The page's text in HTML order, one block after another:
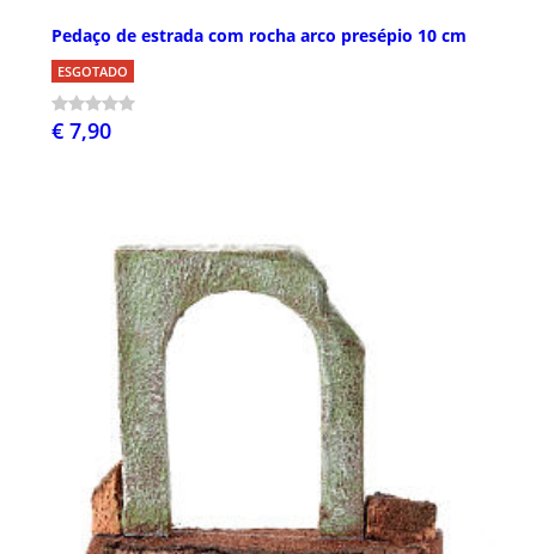
Pedaço de estrada com rocha arco presépio 10 cm
ESGOTADO
€ 7,90